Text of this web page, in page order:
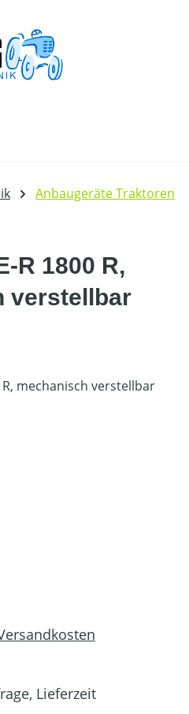
Anbaugeräte Traktoren
R 1800 R,
verstellbar
Lieferzeit